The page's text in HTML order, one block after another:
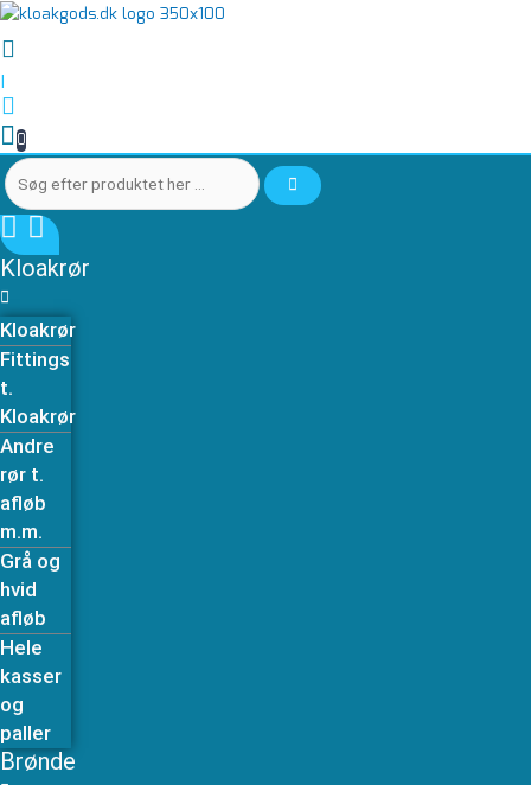
Gå
til
indholdet
|
0
Søg
efter
produktet
…
Kloakrør
Kloakrør
Fittings
t.
Kloakrør
Andre
rør t.
afløb
m.m.
Grå og
hvid
afløb
Hele
kasser
og
paller
Brønde
Søg
efter
produktet
…
Rør